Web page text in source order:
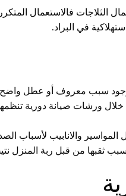
فالاستعمال
في البراد.
وجود سبب معروف أو عطل
ورشات صيانة دورية تنظمها
والانابيب لأسباب الصدأ
ثقبها من قبل ربة المنزل